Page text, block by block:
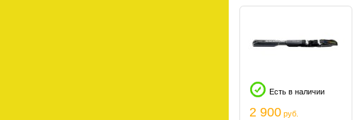
Есть в наличии
2 900 руб.